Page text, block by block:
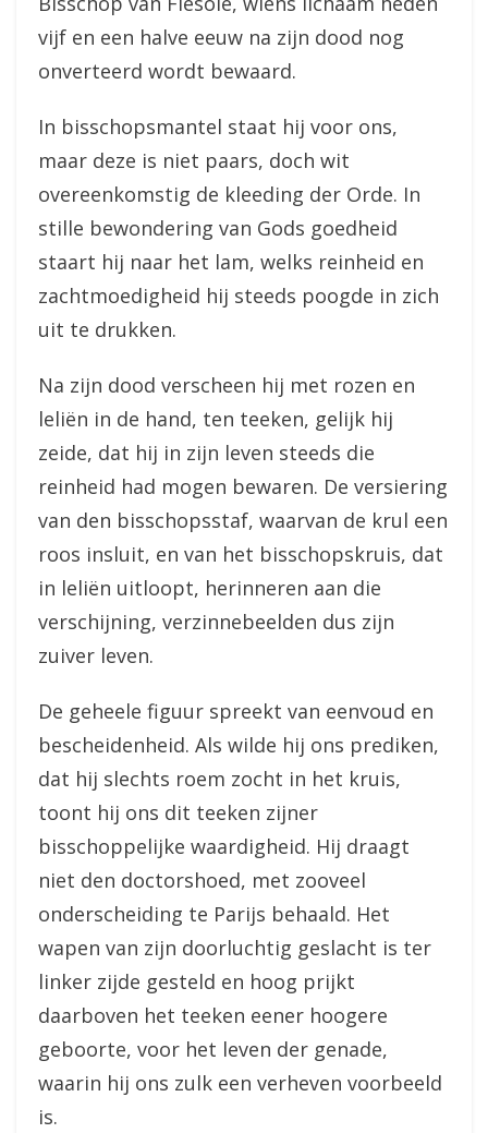
vijf en een halve eeuw na zijn dood nog
onverteerd wordt bewaard.
In bisschopsmantel staat hij voor ons,
maar deze is niet paars, doch wit
overeenkomstig de kleeding der Orde. In
stille bewondering van Gods goedheid
staart hij naar het lam, welks reinheid en
zachtmoedigheid hij steeds poogde in zich
uit te drukken.
Na zijn dood verscheen hij met rozen en
leliën in de hand, ten teeken, gelijk hij
zeide, dat hij in zijn leven steeds die
reinheid had mogen bewaren. De versiering
van den bisschopsstaf, waarvan de krul een
roos insluit, en van het bisschopskruis, dat
in leliën uitloopt, herinneren aan die
verschijning, verzinnebeelden dus zijn
zuiver leven.
De geheele figuur spreekt van eenvoud en
bescheidenheid. Als wilde hij ons prediken,
dat hij slechts roem zocht in het kruis,
toont hij ons dit teeken zijner
bisschoppelijke waardigheid. Hij draagt
niet den doctorshoed, met zooveel
onderscheiding te Parijs behaald. Het
wapen van zijn doorluchtig geslacht is ter
linker zijde gesteld en hoog prijkt
daarboven het teeken eener hoogere
geboorte, voor het leven der genade,
waarin hij ons zulk een verheven voorbeeld
is.